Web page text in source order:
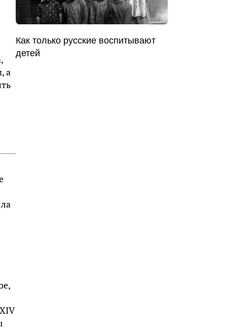
а
Как только русские воспитывают
детей